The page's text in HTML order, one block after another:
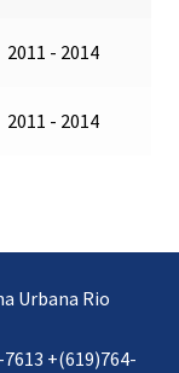
2011 - 2014
2011 - 2014
Urbana Rio
7613 +(619)764-